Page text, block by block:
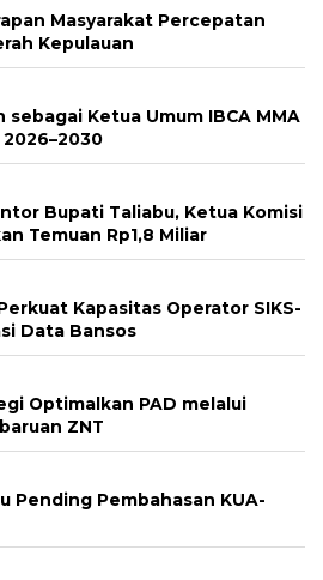
Masyarakat Percepatan
Kepulauan
sebagai Ketua Umum IBCA MMA
Bupati Taliabu, Ketua Komisi
Temuan Rp1,8 Miliar
Kapasitas Operator SIKS-
Data Bansos
Optimalkan PAD melalui
ZNT
Pending Pembahasan KUA-